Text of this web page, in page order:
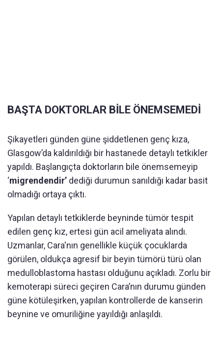
BAŞTA DOKTORLAR BİLE ÖNEMSEMEDİ
Şikayetleri günden güne şiddetlenen genç kıza,
Glasgow’da kaldırıldığı bir hastanede detaylı tetkikler
yapıldı. Başlangıçta doktorların bile önemsemeyip
‘migrendendir’ dediği durumun sanıldığı kadar basit
olmadığı ortaya çıktı.
Yapılan detaylı tetkiklerde beyninde tümör tespit
edilen genç kız, ertesi gün acil ameliyata alındı.
Uzmanlar, Cara'nın genellikle küçük çocuklarda
görülen, oldukça agresif bir beyin tümörü türü olan
medulloblastoma hastası olduğunu açıkladı. Zorlu bir
kemoterapi süreci geçiren Cara’nın durumu günden
güne kötüleşirken, yapılan kontrollerde de kanserin
beynine ve omuriliğine yayıldığı anlaşıldı.